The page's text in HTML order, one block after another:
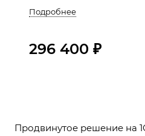
бизнеса. Больше, чем
Подробнее
296 400 ₽
Продвинутое решение на